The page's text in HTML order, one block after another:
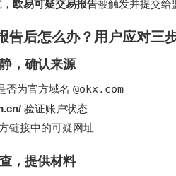
欧易可疑交易报告被触发并提交给
告后怎么办？用户应对三
，确认来源
否为官方域名 @okx.com
验证账户状态
链接中的可疑网址
，提供材料